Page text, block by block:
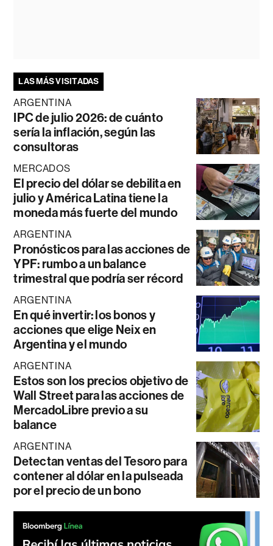
LAS MÁS VISITADAS
ARGENTINA
IPC de julio 2026: de cuánto
sería la inflación, según las
consultoras
MERCADOS
El precio del dólar se debilita en
julio y América Latina tiene la
moneda más fuerte del mundo
ARGENTINA
Pronósticos para las acciones de
YPF: rumbo a un balance
trimestral que podría ser récord
ARGENTINA
En qué invertir: los bonos y
acciones que elige Neix en
Argentina y el mundo
ARGENTINA
Estos son los precios objetivo de
Wall Street para las acciones de
MercadoLibre previo a su
balance
ARGENTINA
Detectan ventas del Tesoro para
contener al dólar en la pulseada
por el precio de un bono